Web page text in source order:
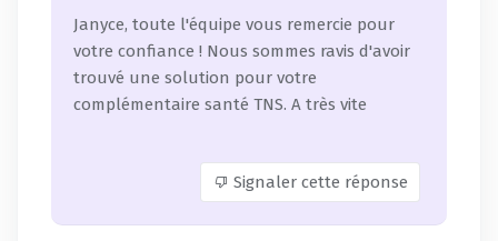
Janyce, toute l'équipe vous remercie pour
votre confiance ! Nous sommes ravis d'avoir
trouvé une solution pour votre
complémentaire santé TNS. A très vite
Signaler cette réponse